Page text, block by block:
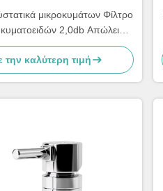
μικροκυμάτων Φίλτρο
2,0db Απώλεια
14,7 15,8 GHz
την καλύτερη τιμή